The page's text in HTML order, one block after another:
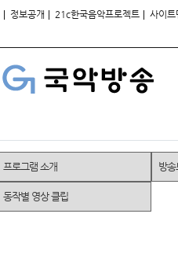
| 정보공개 | 21c한국음악프로젝트 | 사이트
프로그램 소개 방
동작별 영상 클립